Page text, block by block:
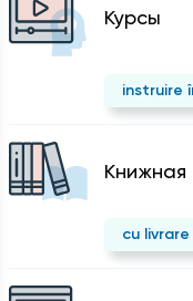
Курсы
instruire
Kнижная
cu livrare